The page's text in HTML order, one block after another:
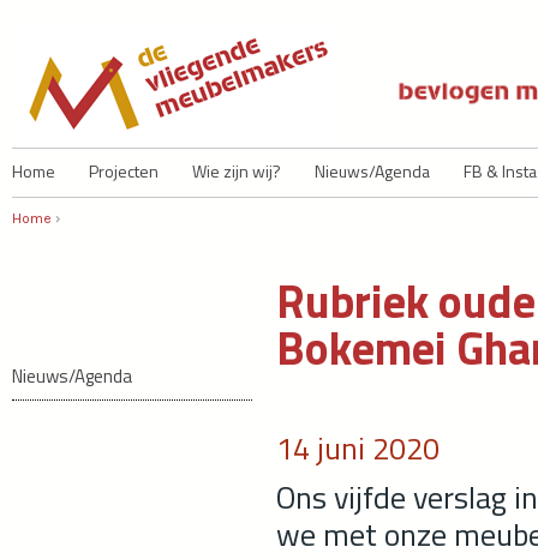
Home Projecten Wie zijn wij? Nieuws/Agenda FB &
U bent hier
Home ›
Nieuws/Agenda
Rubriek
Bokemei
14 juni 2020
Ons vijfde verslag
we met onze